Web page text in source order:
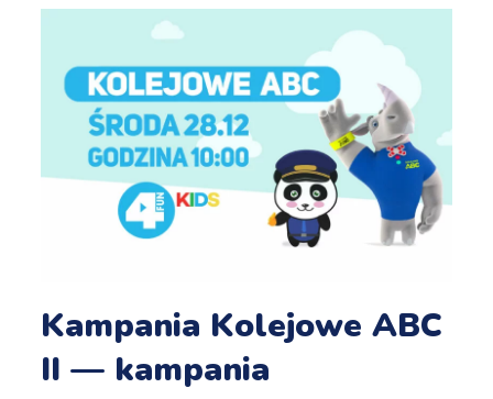
Kampania Kolejowe ABC
II — kampania